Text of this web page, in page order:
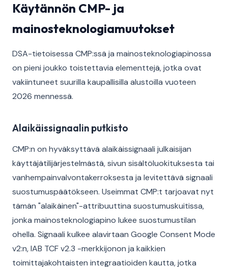
Käytännön CMP- ja
mainosteknologiamuutokset
DSA-tietoisessa CMP:ssä ja mainosteknologiapinossa
on pieni joukko toistettavia elementtejä, jotka ovat
vakiintuneet suurilla kaupallisilla alustoilla vuoteen
2026 mennessä.
Alaikäissignaalin putkisto
CMP:n on hyväksyttävä alaikäissignaali julkaisijan
käyttäjätilijärjestelmästä, sivun sisältöluokituksesta tai
vanhempainvalvontakerroksesta ja levitettävä signaali
suostumuspäätökseen. Useimmat CMP:t tarjoavat nyt
tämän "alaikäinen"-attribuuttina suostumuskuitissa,
jonka mainosteknologiapino lukee suostumustilan
ohella. Signaali kulkee alavirtaan Google Consent Mode
v2:n, IAB TCF v2.3 -merkkijonon ja kaikkien
toimittajakohtaisten integraatioiden kautta, jotka